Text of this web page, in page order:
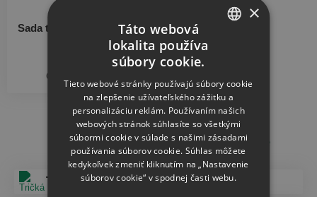
Sada tričiek GAME OVER
od
Další doporučené kategorie
Tričká Vankúše
×
Táto webová
lokalita používa
súbory cookie.
Tieto webové stránky používajú súbory cookie
na zlepšenie užívateľského zážitku a
personalizáciu reklám. Používaním našich
webových stránok súhlasíte so všetkými
súbormi cookie v súlade s našimi zásadami
používania súborov cookie. Súhlas môžete
kedykoľvek zmeniť kliknutím na „Nastavenie
súborov cookie“ v spodnej časti webu.